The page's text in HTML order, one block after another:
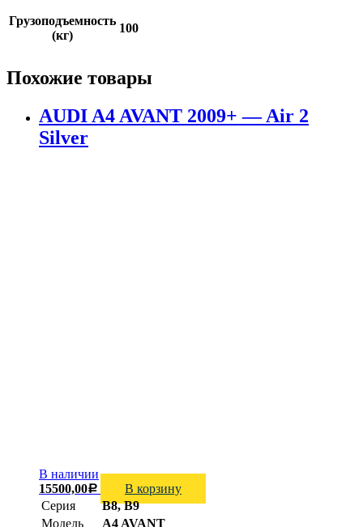
Грузоподъемность
(кг)
100
Похожие товары
AUDI A4 AVANT 2009+ — Air 2
Silver
В наличии
15500,00Р
В корзину
Серия
B8, B9
Модель
A4 AVANT